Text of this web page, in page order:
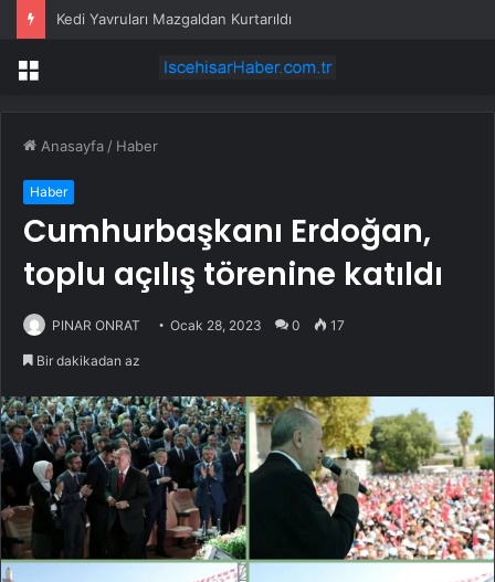
Kedi Yavruları Mazgaldan Kurtarıldı
Menü
Anasayfa / Haber
Haber
Cumhurbaşkanı Erdoğan,
toplu açılış törenine katıldı
PINAR ONRAT Ocak 28, 2023 0 17
Bir dakikadan az